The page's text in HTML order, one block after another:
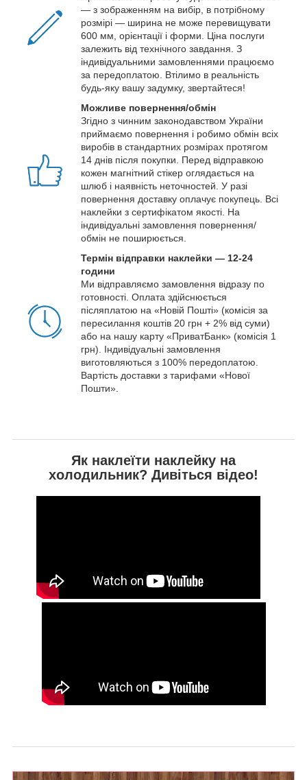
— з зображенням на вибір, в потрібному
розмірі — ширина не може перевищувати
600 мм, орієнтації і форми. Ціна послуги
залежить від технічного завдання. З
індивідуальними замовленнями працюємо
за передоплатою. Втілимо в реальність
будь-яку вашу задумку, звертайтеся!
Можливе повернення/обмін
Згідно з чинним законодавством України
приймаємо повернення і робимо обмін всіх
виробів в стандартних розмірах протягом
14 днів після покупки. Перед відправкою
кожен магнітний стікер оглядається на
шлюб і наявність неточностей. У разі
повернення доставку оплачує покупець. Всі
наклейки з сертифікатом якості. На
індивідуальні замовлення повернення/
обмін не поширюється.
Термін відправки наклейки — 12-24
години
Ми відправляємо замовлення відразу по
готовності. Оплата здійснюється
післяплатою на «Новій Пошті» (комісія за
пересилання коштів 20 грн + 2% від суми)
або на нашу карту «ПриватБанк» (комісія 1
грн). Індивідуальні замовлення
виготовляються з 100% передоплатою.
Вартість доставки з тарифами «Нової
Пошти».
Як наклеїти наклейку на
холодильник? Дивіться відео!